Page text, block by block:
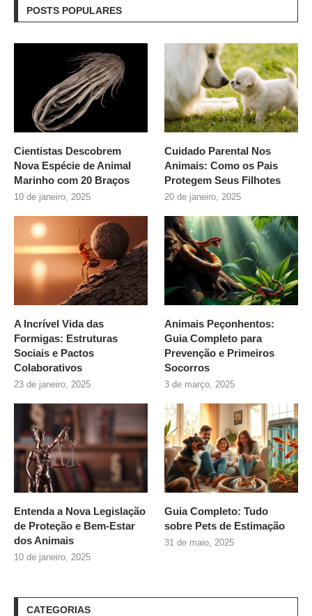
POSTS POPULARES
Cientistas Descobrem
Nova Espécie de Animal
Marinho com 20 Braços
10 de janeiro, 2025
Cuidado Parental Nos
Animais: Como os Pais
Protegem Seus Filhotes
20 de janeiro, 2025
A Incrível Vida das
Formigas: Estruturas
Sociais e Pactos
Colaborativos
23 de janeiro, 2025
Animais Peçonhentos:
Guia Completo para
Prevenção e Primeiros
Socorros
3 de março, 2025
Entenda a Nova Legislação
de Proteção e Bem-Estar
dos Animais
10 de janeiro, 2025
Guia Completo: Tudo
sobre Pets de Estimação
31 de maio, 2025
CATEGORIAS